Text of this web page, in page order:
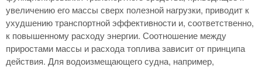
увеличению его массы сверх полезной нагрузки, приводит к
ухудшению транспортной эффективности и, соответственно,
к повышенному расходу энергии. Соотношение между
приростами массы и расхода топлива зависит от принципа
действия. Для водоизмещающего судна, например,